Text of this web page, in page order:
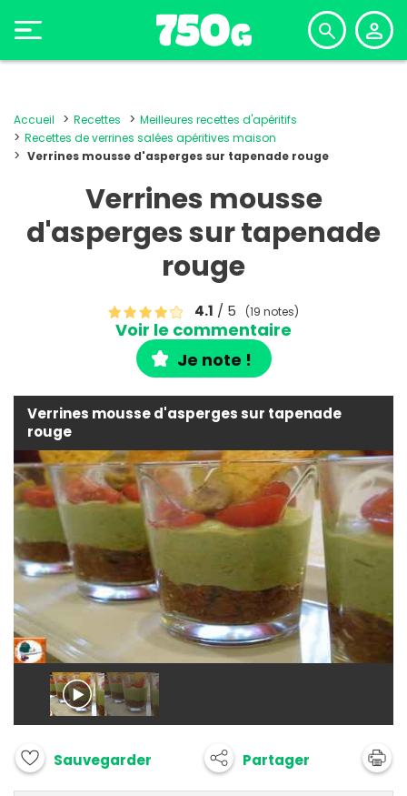
Accueil Recettes
Meilleures recettes d'apéritifs
Recettes de verrines salées apéritives maison
Verrines mousse d'asperges sur tapenade rouge
Verrines mousse
d'asperges sur tapenade
rouge
4.1 / 5 (19 notes)
Voir le commentaire
Je note !
Verrines mousse d'asperges sur tapenade
rouge
Sauvegarder Partager